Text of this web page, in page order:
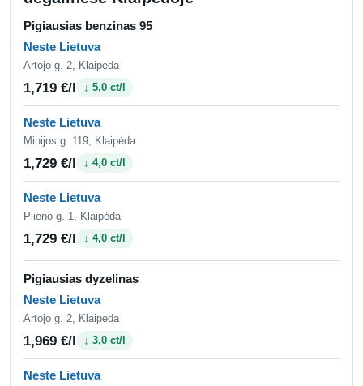
Pigiausias benzinas 95
Neste Lietuva
Artojo g. 2, Klaipėda
1,719 €/l ↓ 5,0 ct/l
Neste Lietuva
Minijos g. 119, Klaipėda
1,729 €/l ↓ 4,0 ct/l
Neste Lietuva
Plieno g. 1, Klaipėda
1,729 €/l ↓ 4,0 ct/l
Pigiausias dyzelinas
Neste Lietuva
Artojo g. 2, Klaipėda
1,969 €/l ↓ 3,0 ct/l
Neste Lietuva